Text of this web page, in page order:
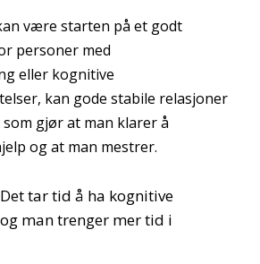
være starten på et godt
personer med
eller kognitive
kan gode stabile relasjoner
gjør at man klarer å
og at man mestrer.
tar tid å ha kognitive
man trenger mer tid i